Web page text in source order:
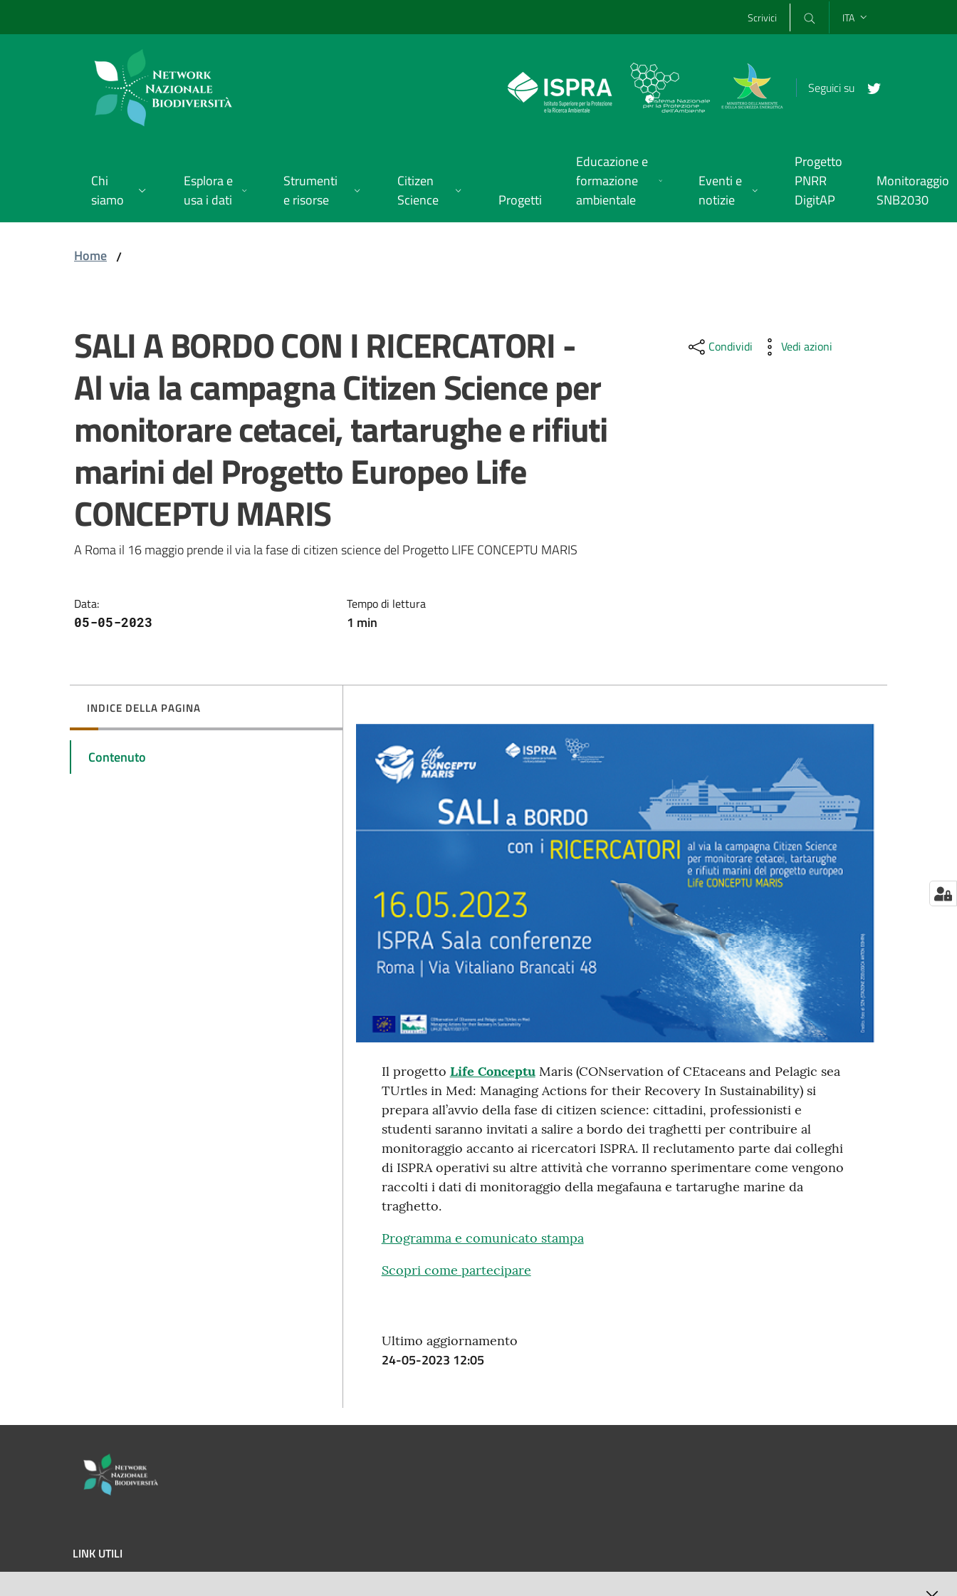
Scrivici ITA
Seguici su
Chi
siamo
Esplora e
usa i dati
Strumenti
e risorse
Citizen
Science
Progetti
Educazione e
formazione
ambientale
Eventi e
notizie
Progetto
PNRR
DigitAP
Monitoraggio
SNB2030
Home /
SALI A BORDO CON I RICERCATORI -
Al via la campagna Citizen Science per
monitorare cetacei, tartarughe e rifiuti
marini del Progetto Europeo Life
CONCEPTU MARIS
A Roma il 16 maggio prende il via la fase di citizen science del Progetto LIFE CONCEPTU MARIS
Data:
05-05-2023
Tempo di lettura
1 min
Condividi Vedi azioni
INDICE DELLA PAGINA
Contenuto
Il progetto Life ConceptuMaris (CONservation of CEtaceans and Pelagic sea
TUrtles in Med: Managing Actions for their Recovery In Sustainability) si
prepara all’avvio della fase di citizen science: cittadini, professionisti e
studenti saranno invitati a salire a bordo dei traghetti per contribuire al
monitoraggio accanto ai ricercatori ISPRA. Il reclutamento parte dai colleghi
di ISPRA operativi su altre attività che vorranno sperimentare come vengono
raccolti i dati di monitoraggio della megafauna e tartarughe marine da
traghetto.
Programma e comunicato stampa
Scopri come partecipare
Ultimo aggiornamento
24-05-2023 12:05
LINK UTILI